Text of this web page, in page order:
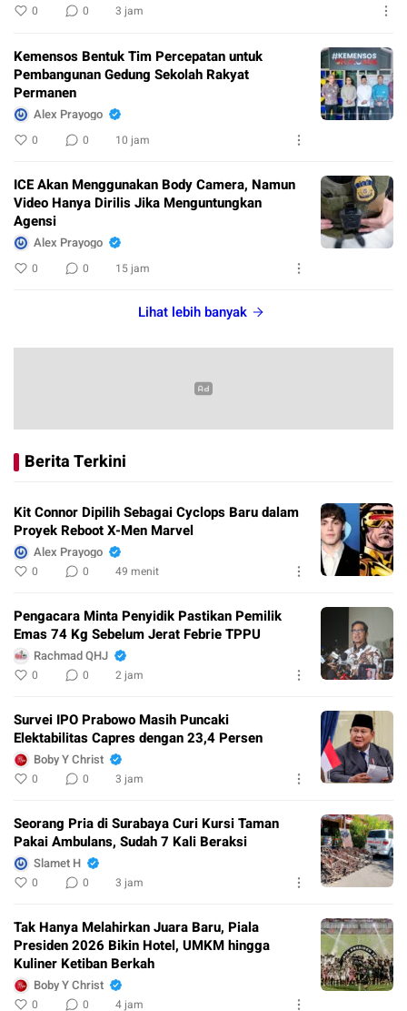
0 0 3 jam
Kemensos Bentuk Tim Percepatan untuk
Pembangunan Gedung Sekolah Rakyat
Permanen
Alex Prayogo
0 0 10 jam
ICE Akan Menggunakan Body Camera, Namun
Video Hanya Dirilis Jika Menguntungkan
Agensi
Alex Prayogo
0 0 15 jam
Lihat lebih banyak
Berita Terkini
Kit Connor Dipilih Sebagai Cyclops Baru dalam
Proyek Reboot X-Men Marvel
Alex Prayogo
0 0 49 menit
Pengacara Minta Penyidik Pastikan Pemilik
Emas 74 Kg Sebelum Jerat Febrie TPPU
Rachmad QHJ
0 0 2 jam
Survei IPO Prabowo Masih Puncaki
Elektabilitas Capres dengan 23,4 Persen
Boby Y Christ
0 0 3 jam
Seorang Pria di Surabaya Curi Kursi Taman
Pakai Ambulans, Sudah 7 Kali Beraksi
Slamet H
0 0 3 jam
Tak Hanya Melahirkan Juara Baru, Piala
Presiden 2026 Bikin Hotel, UMKM hingga
Kuliner Ketiban Berkah
Boby Y Christ
0 0 4 jam